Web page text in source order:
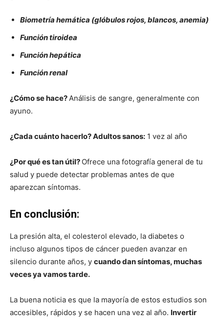
Biometría hemática (glóbulos rojos, blancos, anemia)
Función tiroidea
Función hepática
Función renal
¿Cómo se hace?Análisis de sangre, generalmente con
ayuno.
¿Cada cuánto hacerlo?Adultos sanos: 1 vez al año
¿Por qué es tan útil? Ofrece una fotografía general de tu
salud y puede detectar problemas antes de que
aparezcan síntomas.
En conclusión:
La presión alta, el colesterol elevado, la diabetes o
incluso algunos tipos de cáncer pueden avanzar en
silencio durante años, y cuando dan síntomas, muchas
veces ya vamos tarde.
La buena noticia es que la mayoría de estos estudios son
accesibles, rápidos y se hacen una vez al año. Invertir